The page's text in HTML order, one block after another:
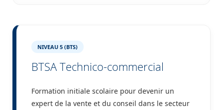
NIVEAU 5 (BTS)
BTSA Technico-commercial
Formation initiale scolaire pour devenir un
expert de la vente et du conseil dans le secteur